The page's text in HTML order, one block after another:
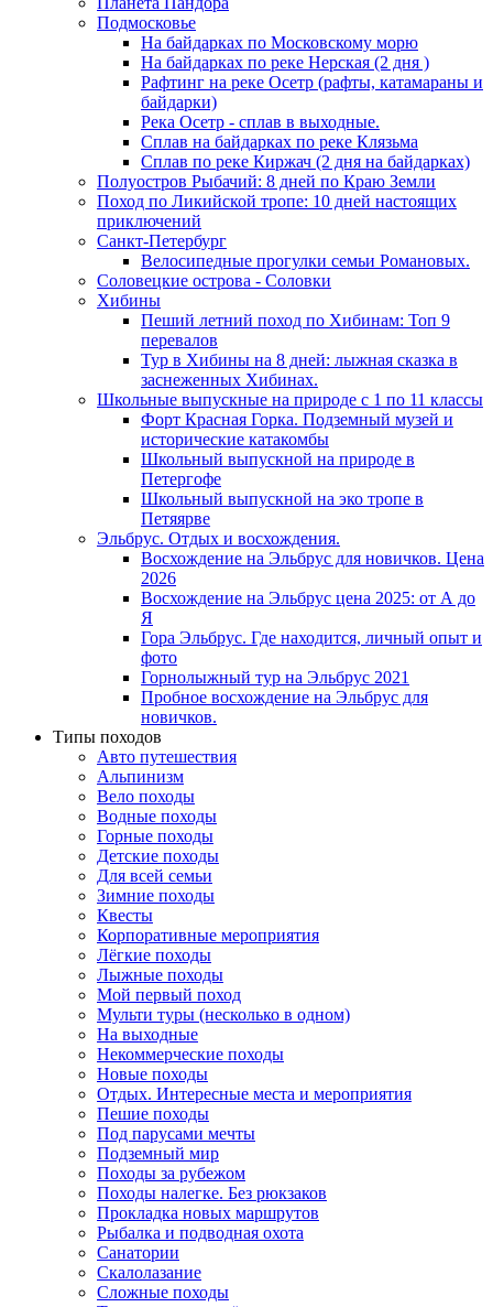
Подмосковье
На байдарках по Московскому морю
На байдарках по реке Нерская (2 дня )
Рафтинг на реке Осетр (рафты, катамараны и
байдарки)
Река Осетр - сплав в выходные.
Сплав на байдарках по реке Клязьма
Сплав по реке Киржач (2 дня на байдарках)
Полуостров Рыбачий: 8 дней по Краю Земли
Поход по Ликийской тропе: 10 дней настоящих
приключений
Санкт-Петербург
Велосипедные прогулки семьи Романовых.
Соловецкие острова - Соловки
Хибины
Пеший летний поход по Хибинам: Топ 9
перевалов
Тур в Хибины на 8 дней: лыжная сказка в
заснеженных Хибинах.
Школьные выпускные на природе с 1 по 11 классы
Форт Красная Горка. Подземный музей и
исторические катакомбы
Школьный выпускной на природе в
Петергофе
Школьный выпускной на эко тропе в
Петяярве
Эльбрус. Отдых и восхождения.
Восхождение на Эльбрус для новичков. Цена
2026
Восхождение на Эльбрус цена 2025: от А до
Я
Гора Эльбрус. Где находится, личный опыт и
фото
Горнолыжный тур на Эльбрус 2021
Пробное восхождение на Эльбрус для
новичков.
Типы походов
Авто путешествия
Альпинизм
Вело походы
Водные походы
Горные походы
Детские походы
Для всей семьи
Зимние походы
Квесты
Корпоративные мероприятия
Лёгкие походы
Лыжные походы
Мой первый поход
Мульти туры (несколько в одном)
На выходные
Некоммерческие походы
Новые походы
Отдых. Интересные места и мероприятия
Пешие походы
Под парусами мечты
Подземный мир
Походы за рубежом
Походы налегке. Без рюкзаков
Прокладка новых маршрутов
Рыбалка и подводная охота
Санатории
Скалолазание
Сложные походы